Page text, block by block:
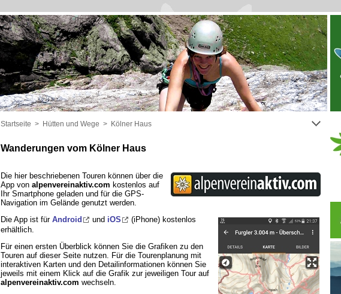
Startseite > Hütten und Wege > Kölner Haus
Wanderungen vom Kölner Haus
Die hier beschriebenen Touren können über die
App von alpenvereinaktiv.com kostenlos auf
Ihr Smartphone geladen und für die GPS-
Navigation im Gelände genutzt werden.
Die App ist für Android und iOS
(iPhone) kostenlos
erhältlich.
Für einen ersten Überblick können Sie die Grafiken zu den
Touren auf dieser Seite nutzen. Für die Tourenplanung mit
interaktiven Karten und den Detailinformationen können Sie
jeweils mit einem Klick auf die Grafik zur jeweiligen Tour auf
alpenvereinaktiv.com wechseln.